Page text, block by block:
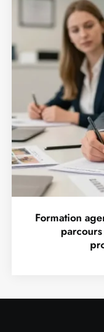
Formation